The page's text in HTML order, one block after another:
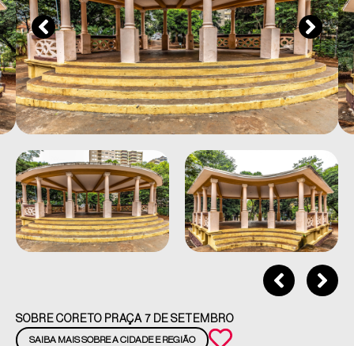
SOBRE CORETO PRAÇA 7 DE SETEMBRO
SAIBA MAIS SOBRE A CIDADE E REGIÃO